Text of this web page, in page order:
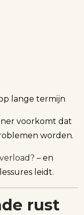
lange termijn
voorkomt dat
worden.
– en
leidt.
rust